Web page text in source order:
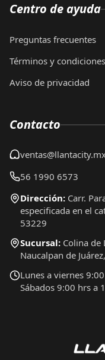
Centro de ayuda
Preguntas frecuentes
Términos y condiciones
Aviso de privacidad
Contacto
56 1990 6573
Dirección: Carr.
especificada en el
53229
Sucursal: Colina de
Naucalpan de
Lunes a viernes
Sábados 9:00 hrs a